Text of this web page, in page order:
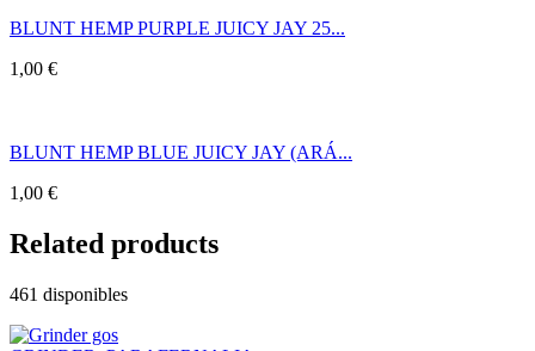
BLUNT HEMP PURPLE JUICY JAY 25...
1,00 €
BLUNT HEMP BLUE JUICY JAY (ARÁ...
1,00 €
Related products
461 disponibles